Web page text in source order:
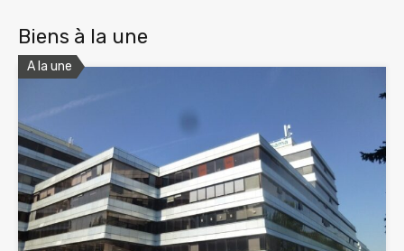
Biens à la une
A la une